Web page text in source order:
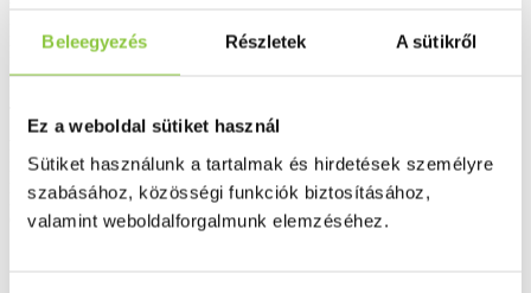
Beleegyezés Részletek A sütikről
Ez a weboldal sütiket használ
Sütiket használunk a tartalmak és hirdetések személyre
szabásához, közösségi funkciók biztosításához,
valamint weboldalforgalmunk elemzéséhez.
Használatának megszűnése után pár hét alatt visszaállhat a korábbi
kedvezőtlen állapot.
Aktivitást, lendületet és jókedvet generál.
Növeli a szexuális vágyat és fantáziát.
Fokozza a potenciát és a libidót.
Energia a munkára, családra és szabadidőre.
Csökkenti a depressziós tüneteket.